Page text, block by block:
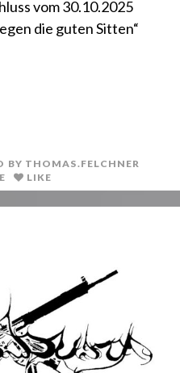
vom 30.10.2025
die guten Sitten“
BY THOMAS.FELCHNER
LIKE